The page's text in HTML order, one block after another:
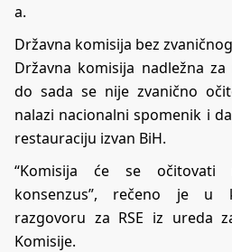
a.
Državna komisija bez
Državna komisija nadležna
do sada se nije zvanično
nalazi nacionalni spomenik i
restauraciju izvan BiH.
“Komisija će se očitovati
konsenzus”, rečeno je u
razgovoru za RSE iz ureda
Komisije.